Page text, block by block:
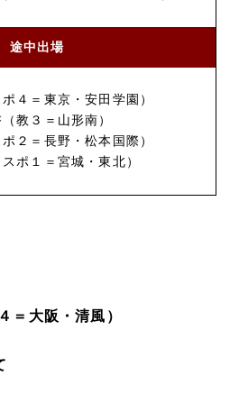
途中出場
４＝東京・安田学園）
教３＝山形南）
２＝長野・松本国際）
ポ１＝宮城・東北）
＝大阪・清風）